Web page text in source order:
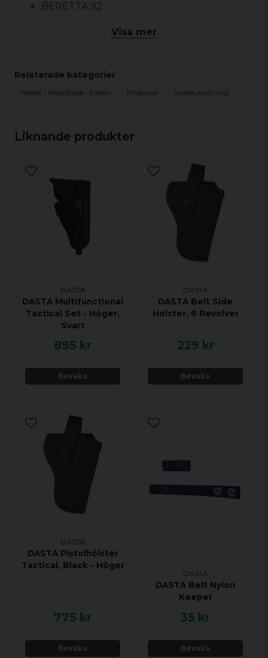
Liknande produkter
DASTA
DASTA Multifunctional
Tactical Set - Höger,
Svart
895 kr
Bevaka
DASTA
DASTA Belt Side
Holster, 6 Revolver
229 kr
Bevaka
DASTA
DASTA Pistolhölster
Tactical, Black - Höger
775 kr
Bevaka
DASTA
DASTA Belt Nylon
Keeper
35 kr
Bevaka
BERETTA 92
GRAND POWER K 100
Visa mer
Relaterade kategorier
Hölster - Maghållare - Bälten Produkter Skytteutrustning